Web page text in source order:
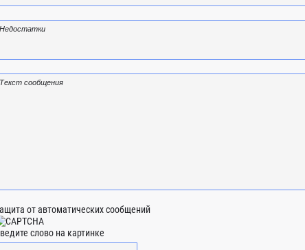
от автоматических сообщений
слово на картинке